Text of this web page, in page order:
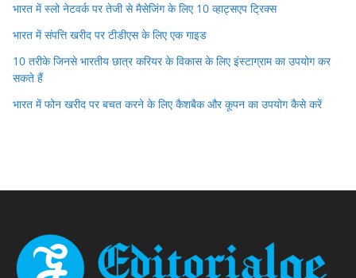
भारत में स्लो नेटवर्क पर तेजी से मैसेजिंग के लिए 10 व्हाट्सएप ट्रिक्स
भारत में संपत्ति खरीद पर टीडीएस के लिए एक गाइड
10 तरीके जिनसे भारतीय छात्र करियर के विकास के लिए इंस्टाग्राम का उपयोग कर
सकते हैं
भारत में फोन खरीद पर बचत करने के लिए कैशबैक और कूपन का उपयोग कैसे करें